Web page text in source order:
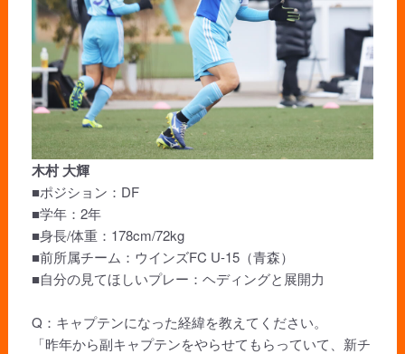
木村 大輝
■ポジション：DF
■学年：2年
■身長/体重：178cm/72kg
■前所属チーム：ウインズFC U-15（青森）
■自分の見てほしいプレー：ヘディングと展開力
Q：キャプテンになった経緯を教えてください。
「昨年から副キャプテンをやらせてもらっていて、新チ